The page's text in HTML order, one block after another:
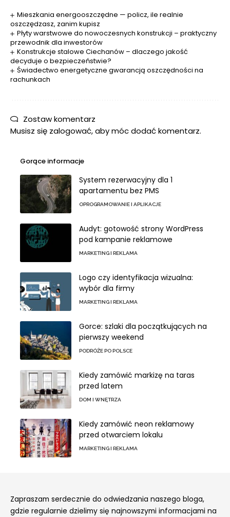
Mieszkania energooszczędne — policz, ile realnie
oszczędzasz, zanim kupisz
Płyty warstwowe do nowoczesnych konstrukcji – praktyczny
przewodnik dla inwestorów
Konstrukcje stalowe Ciechanów – dlaczego jakość
decyduje o bezpieczeństwie?
Świadectwo energetyczne gwarancją oszczędności na
rachunkach
Zostaw komentarz
Musisz się zalogować, aby móc dodać komentarz.
Gorące informacje
System rezerwacyjny dla 1
apartamentu bez PMS
OPROGRAMOWANIE I APLIKACJE
Audyt: gotowość strony WordPress
pod kampanie reklamowe
MARKETING I REKLAMA
Logo czy identyfikacja wizualna:
wybór dla firmy
MARKETING I REKLAMA
Gorce: szlaki dla początkujących na
pierwszy weekend
PODRÓŻE PO POLSCE
Kiedy zamówić markizę na taras
przed latem
DOM I WNĘTRZA
Kiedy zamówić neon reklamowy
przed otwarciem lokalu
MARKETING I REKLAMA
Zapraszam serdecznie do odwiedzania naszego bloga,
gdzie regularnie dzielimy się najnowszymi informacjami na